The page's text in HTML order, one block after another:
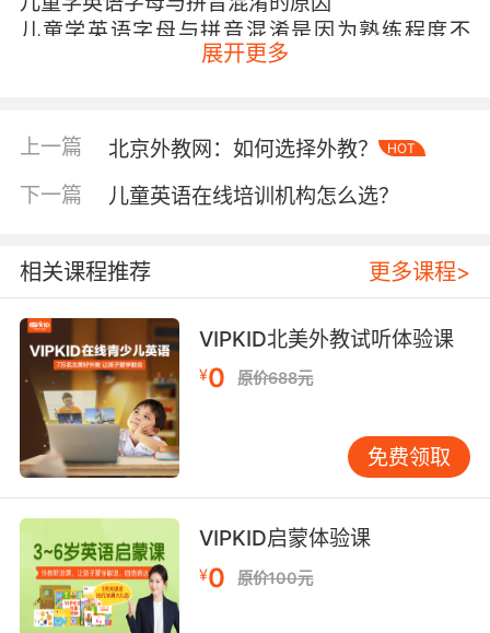
儿童学英语字母与拼音混淆是因为熟练程度不
够，当他们看到英文字母“o”的时候，一时间可能想不
并不难区分，就像是区分中文中的多音字是一样的，只要
助孩子排除困难，相信大家也会因为孩子字不会写就不让
儿童学英语字母与拼音混淆的问题并不大
英文和拼音无论先学习哪一个，其实对另外一门
语言的学习都是有促进作用的。因为英文拼读和
拼音都是一个“拼”的过程，至于用什么规则去拼就是一
带就通的。就像孩子们在学校的时候使用的是普通话，在
家就可以使用方言进行日常的交流。要知道孩子是天生的
语言互加，可以做到在不同的语境中自由切换，更何况英
语字母和拼音是两个不同的语言体系，也都不是孤立存在
和出现的。
儿童学英语字母与拼音怎么才能不混淆？
展开更多
上一篇 北京外教网：如何选择外教？ HOT
下一篇 儿童英语在线培训机构怎么选？
相关课程推荐 更多课程>
VIPKID北美外教试听体验课
¥0 原价688元
免费领取
VIPKID启蒙体验课
¥0 原价100元